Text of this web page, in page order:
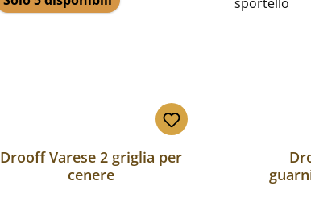
Drooff Varese 2 griglia per
cenere